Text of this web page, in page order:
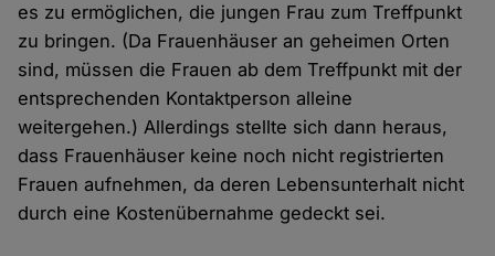
es zu ermöglichen, die jungen Frau zum Treffpunkt
zu bringen. (Da Frauenhäuser an geheimen Orten
sind, müssen die Frauen ab dem Treffpunkt mit der
entsprechenden Kontaktperson alleine
weitergehen.) Allerdings stellte sich dann heraus,
dass Frauenhäuser keine noch nicht registrierten
Frauen aufnehmen, da deren Lebensunterhalt nicht
durch eine Kostenübernahme gedeckt sei.